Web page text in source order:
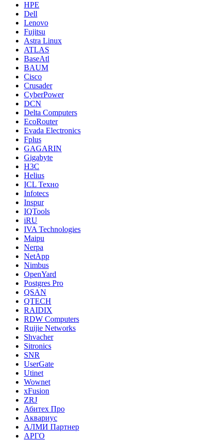
HPE
Dell
Lenovo
Fujitsu
Astra Linux
ATLAS
BaseAtl
BAUM
Cisco
Crusader
CyberPower
DCN
Delta Computers
EcoRouter
Evada Electronics
Fplus
GAGARIN
Gigabyte
H3C
Helius
ICL Техно
Infotecs
Inspur
IQTools
iRU
IVA Technologies
Maipu
Nerpa
NetApp
Nimbus
OpenYard
Postgres Pro
QSAN
QTECH
RAIDIX
RDW Computers
Ruijie Networks
Shvacher
Sitronics
SNR
UserGate
Utinet
Wownet
xFusion
ZRJ
Абитех Про
Аквариус
АЛМИ Партнер
АРГО